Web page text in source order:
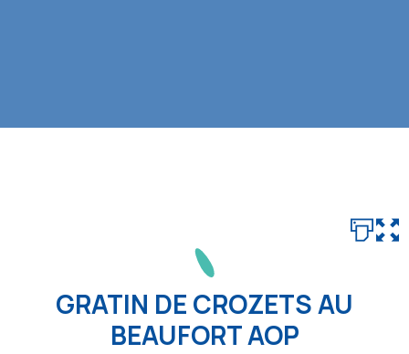
GRATIN DE CROZETS AU
BEAUFORT AOP